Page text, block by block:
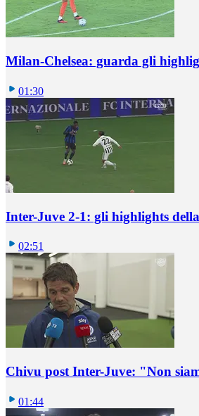
Milan-Chelsea: guarda gli
01:30
Inter-Juve 2-1: gli highlights
02:51
Chivu post Inter-Juve: "Non
01:44